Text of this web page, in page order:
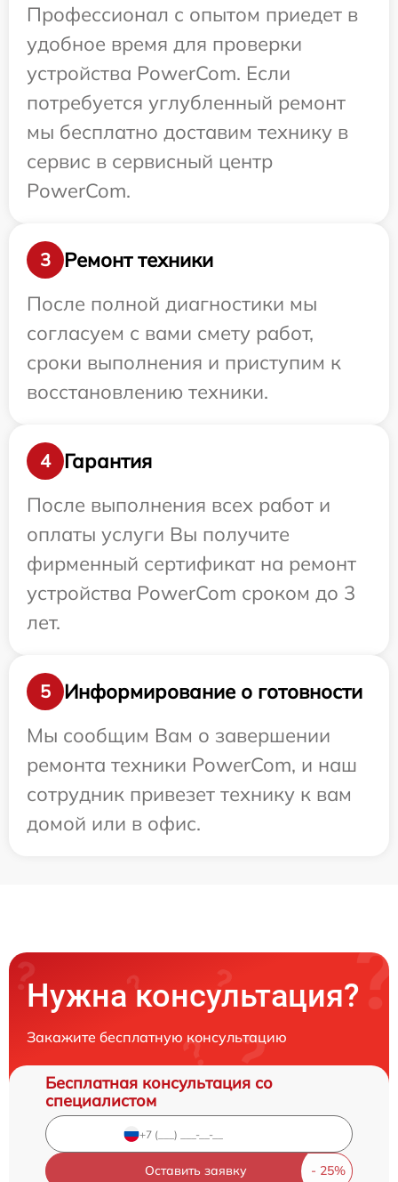
Профессионал с опытом приедет в
удобное время для проверки
устройства PowerCom. Если
потребуется углубленный ремонт
мы бесплатно доставим технику в
сервис в сервисный центр
PowerCom.
3
Ремонт техники
После полной диагностики мы
согласуем с вами смету работ,
сроки выполнения и приступим к
восстановлению техники.
4
Гарантия
После выполнения всех работ и
оплаты услуги Вы получите
фирменный сертификат на ремонт
устройства PowerCom сроком до 3
лет.
5
Информирование о готовности
Мы сообщим Вам о завершении
ремонта техники PowerCom, и наш
сотрудник привезет технику к вам
домой или в офис.
Нужна консультация?
Закажите бесплатную консультацию
Бесплатная консультация со
специалистом
Оставить заявку